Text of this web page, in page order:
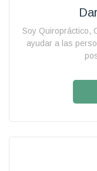
Soy Quiropráctico,
ayudar a las